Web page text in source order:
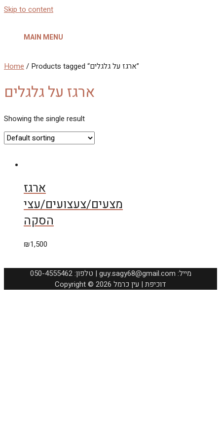
Skip to content
MAIN MENU
Home / Products tagged “ארגז על גלגלים”
ארגז על גלגלים
Showing the single result
ארגז
מצעים/צעצועים/עצי
הסקה
₪1,500
050-4555462 :טלפון | guy.sagy68@gmail.com :מייל
Copyright © 2026 דוכיפת | עין כרמל